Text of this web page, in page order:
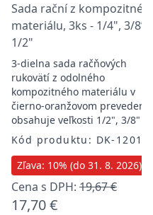
Sada rační z
materiálu, 3ks - 1/4", 3/8”,
1/2"
3-dielna sada račňových
rukovätí z odolného
kompozitného materiálu v
čierno-oranžovom prevedení,
obsahuje veľkosti 1/2", 3/8"
Kód produktu: DK-
Zľava: 10% (do 31. 8. 2026)
Cena s DPH: 19,67 €
17,70 €